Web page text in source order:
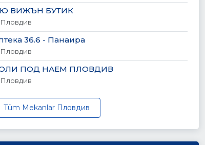
ВИЖЪН БУТИК
Пловдив
36.6 - Панаира
Пловдив
ПОД НАЕМ ПЛОВДИВ
Пловдив
Tüm Mekanlar Пловдив